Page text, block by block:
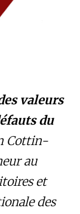
valeurs
du
Cottin-
au
et
des